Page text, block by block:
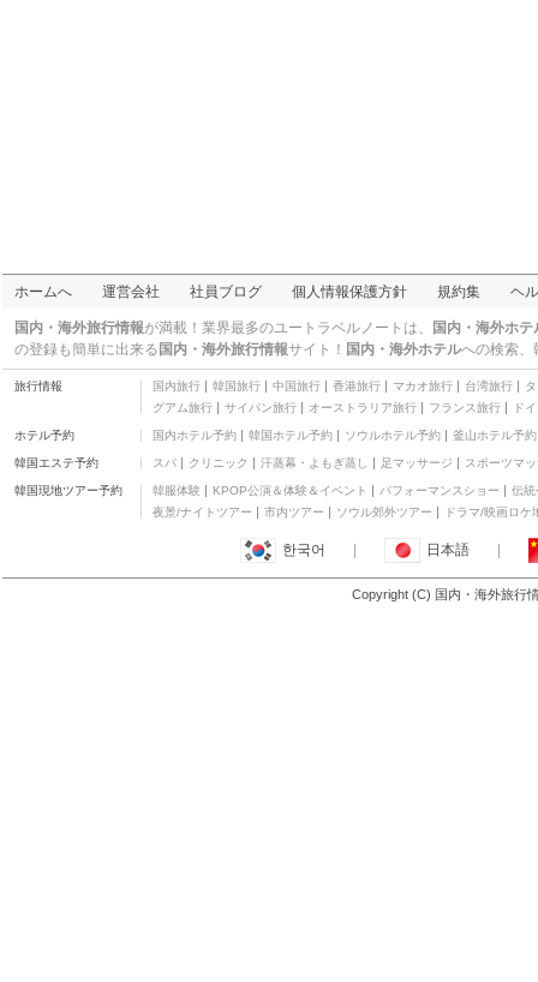
ホームへ 運営会社 社員ブログ 個人情報保護方針 規約集 ヘ
国内・海外旅行情報が満載！業界最多のユートラベルノートは、
国内・海外ホ
の登録も簡単に出来る 国内・海外旅行情報サイト！ 国内・海外ホテルへの検索、
旅行情報 国内旅行 韓国旅行 中国旅行 香港旅行 マカオ旅行 台湾旅行
グアム旅行
サイパン旅行 オーストラリア旅行 フランス旅行 ド
ホテル予約 国内ホテル予約 韓国ホテル予約 ソウルホテル予約 釜山ホテル予約
韓国エステ予約 スパ クリニック 汗蒸幕・よもぎ蒸し 足マッサージ スポーツマ
韓国現地ツアー予約 韓服体験 KPOP公演＆体験＆イベント パフォーマンスショー
伝統
夜景/ナイトツアー
市内ツアー ソウル郊外ツアー ドラマ/映画ロケ
한국어 日本語
Copyright (C) 国内・海外旅行